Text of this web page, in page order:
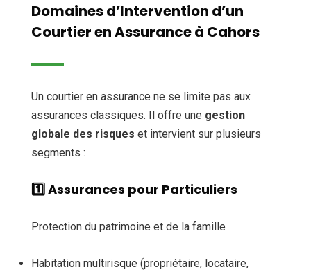
Domaines d’Intervention d’un
Courtier en Assurance à Cahors
Un courtier en assurance ne se limite pas aux
assurances classiques. Il offre une gestion
globale des risques et intervient sur plusieurs
segments :
1️⃣ Assurances pour Particuliers
Protection du patrimoine et de la famille
Habitation multirisque (propriétaire, locataire,